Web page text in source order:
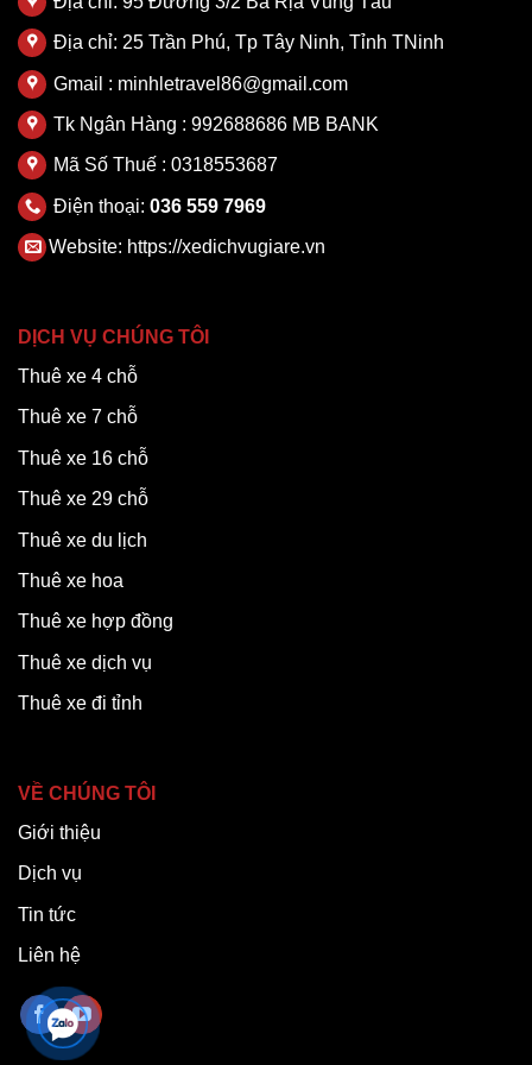
Địa chỉ: 25 Trần Phú, Tp Tây Ninh, Tỉnh TNinh
Gmail : minhletravel86@gmail.com
Tk Ngân Hàng : 992688686 MB BANK
Mã Số Thuế : 0318553687
Điện thoại: 036 559 7969
Website: https://xedichvugiare.vn
DỊCH VỤ CHÚNG TÔI
Thuê xe 4 chỗ
Thuê xe 7 chỗ
Thuê xe 16 chỗ
Thuê xe 29 chỗ
Thuê xe du lịch
Thuê xe hoa
Thuê xe hợp đồng
Thuê xe dịch vụ
Thuê xe đi tỉnh
VỀ CHÚNG TÔI
Giới thiệu
Dịch vụ
Tin tức
Liên hệ